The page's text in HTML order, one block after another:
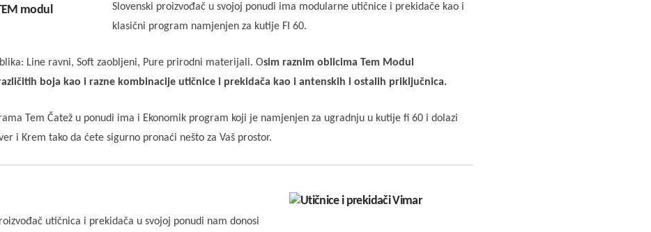
Slovenski proizvođač u svojoj ponudi ima modularne utičnice i prekidače kao i
klasični program namjenjen za kutije FI 60.
Line ravni, Soft zaobljeni, Pure prirodni materijali. Osim raznim oblicima Tem Modul
boja kao i razne kombinacije utičnice i prekidača kao i antenskih i ostalih priključnica.
Tem Čatež u ponudi ima i Ekonomik program koji je namjenjen za ugradnju u kutije fi 60 i dolazi
i Krem tako da ćete sigurno pronaći nešto za Vaš prostor.
utičnica i prekidača u svojoj ponudi nam donosi